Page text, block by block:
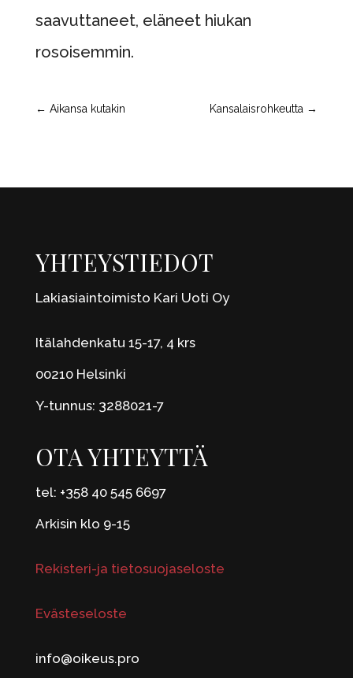
saavuttaneet, eläneet hiukan
rosoisemmin.
← Aikansa kutakin Kansalaisrohkeutta →
YHTEYSTIEDOT
Lakiasiaintoimisto Kari Uoti Oy
Itälahdenkatu 15-17, 4 krs
00210 Helsinki
Y-tunnus: 3288021-7
OTA YHTEYTTÄ
tel: +358 40 545 6697
Arkisin klo 9-15
Rekisteri-ja tietosuojaseloste
Evästeseloste
info@oikeus.pro